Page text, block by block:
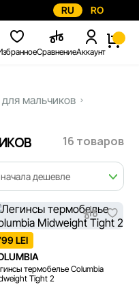
RU RO
СравнениеАккаунт
мальчиков
16 товаров
дешевле
LEI
термобелье Columbia
Tight 2